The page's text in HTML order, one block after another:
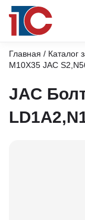
Главная / Каталог
M10X35 JAC
JAC